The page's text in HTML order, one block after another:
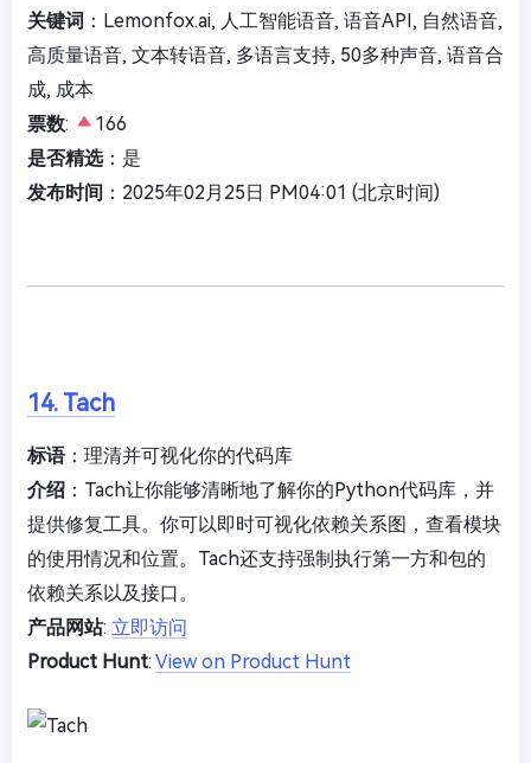
关键词 ：Lemonfox.ai, 人工智能语音, 语音API, 自然语音,
高质量语音, 文本转语音, 多语言支持, 50多种声音, 语音合
成, 成本
票数:
166
是否精选：是
发布时间 ：2025年02月25日 PM04:01 (北京时间)
14. Tach
标语：理清并可视化你的代码库
介绍 ：Tach让你能够清晰地了解你的Python代码库，并
提供修复工具。你可以即时可视化依赖关系图，查看模块
的使用情况和位置。Tach还支持强制执行第一方和包的
依赖关系以及接口。
产品网站: 立即访问
Product Hunt: View on Product Hunt